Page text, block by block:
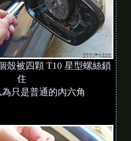
殼被四顆 T10 星型螺絲鎖
住
只是普通的內六角